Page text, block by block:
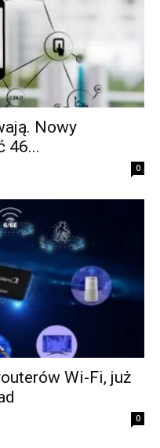
Nowy
46...
0
Wi-Fi, już
0